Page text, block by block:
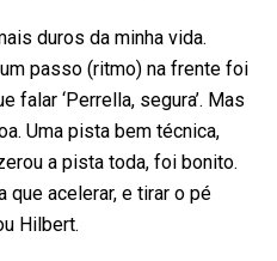
duros da minha vida.
passo (ritmo) na frente foi
falar ‘Perrella, segura’. Mas
Uma pista bem técnica,
a pista toda, foi bonito.
que acelerar, e tirar o pé
Hilbert.